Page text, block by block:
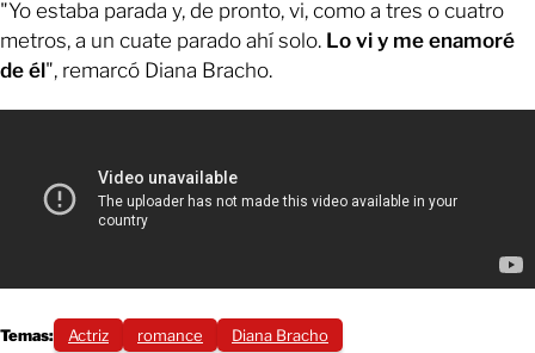
"Yo estaba parada y, de pronto, vi, como a tres o cuatro
metros, a un cuate parado ahí solo. Lo vi y me enamoré
de él", remarcó Diana Bracho.
Temas: Actriz romance Diana Bracho